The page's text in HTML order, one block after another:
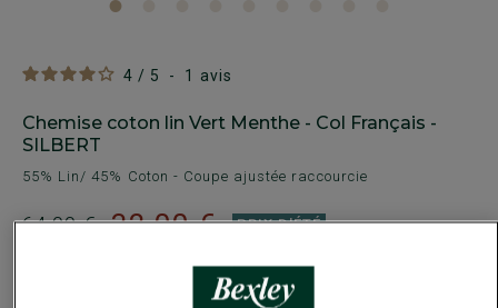
4 / 5 - 1 avis
Chemise coton lin Vert Menthe - Col Français -
SILBERT
55% Lin/ 45% Coton - Coupe ajustée raccourcie
64,00 € 32,00 € PRIX D'ÉTÉ
Payez en plusieurs fois dès 199€ d'achat